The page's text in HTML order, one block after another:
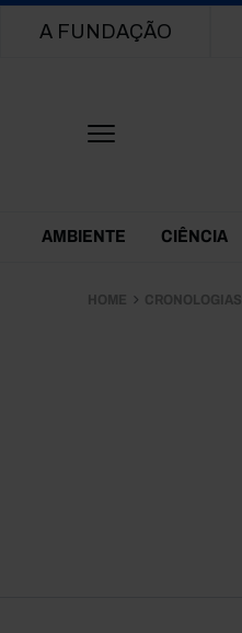
Main navigation
A FUNDAÇÃO
Themes Menu
AMBIENTE CIÊNCIA
HOME CRONOLOGIAS